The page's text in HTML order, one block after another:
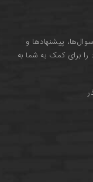
پیشنهادها و
را برای کمک به شما به